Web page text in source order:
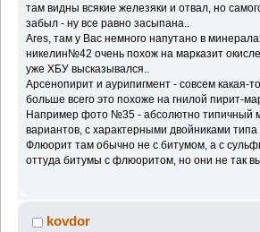
там видны всякие железяки и отвал, но
забыл - ну все равно засыпана..
Ares, там у Вас немного напутано в
никелин№42 очень похож на марказит
уже ХБУ высказывался..
Арсенопирит и аурипигмент - совсем какая-
больше всего это похоже на гнилой пирит-
Например фото №35 - абсолютно типичный
вариантов, с характерными двойниками
Флюорит там обычно не с битумом, а с
оттуда битумы с флюоритом, но они не так
kovdor